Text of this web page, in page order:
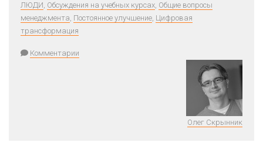
ЛЮДИ, Обсуждения на учебных курсах, Общие вопросы
менеджмента, Постоянное улучшение, Цифровая
трансформация
Комментарии
Олег Скрынник